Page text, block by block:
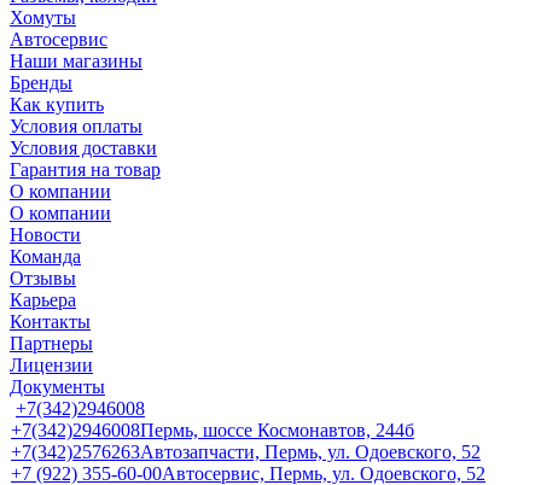
Хомуты
Автосервис
Наши магазины
Бренды
Как купить
Условия оплаты
Условия доставки
Гарантия на товар
О компании
О компании
Новости
Команда
Отзывы
Карьера
Контакты
Партнеры
Лицензии
Документы
+7(342)2946008
+7(342)2946008Пермь, шоссе Космонавтов, 244б
+7(342)2576263Автозапчасти, Пермь, ул. Одоевского, 52
+7 (922) 355-60-00Автосервис, Пермь, ул. Одоевского, 52